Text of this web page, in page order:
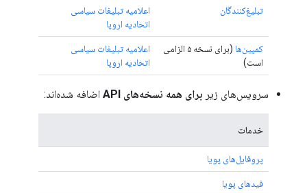
تبلیغ‌کنندگان
اعلامیه تبلیغات سیاسی
اتحادیه اروپا
کمپین‌ها
(برای نسخه ۵ الزامی
است)
اعلامیه تبلیغات سیاسی
اتحادیه اروپا
سرویس‌های زیر برای همه نسخه‌های API اضافه شده‌اند:
خدمات
پروفایل‌های پویا
فیدهای پویا